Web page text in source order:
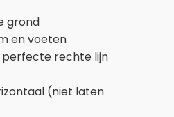
grond
en voeten
perfecte rechte lijn
(niet laten